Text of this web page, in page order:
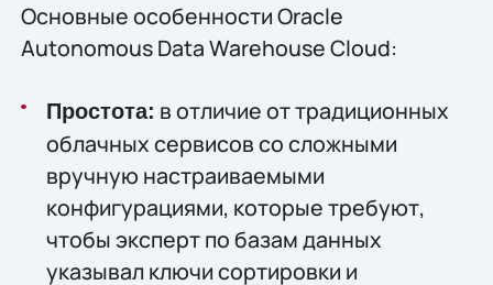
Основные особенности Oracle
Autonomous Data Warehouse Cloud:
Простота: в отличие от традиционных
облачных сервисов со сложными
вручную настраиваемыми
конфигурациями, которые требуют,
чтобы эксперт по базам данных
указывал ключи сортировки и